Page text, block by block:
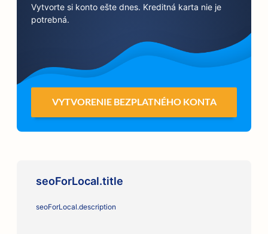
Vytvorte si konto ešte dnes. Kreditná karta nie je
potrebná.
VYTVORENIE BEZPLATNÉHO KONTA
seoForLocal.title
seoForLocal.description